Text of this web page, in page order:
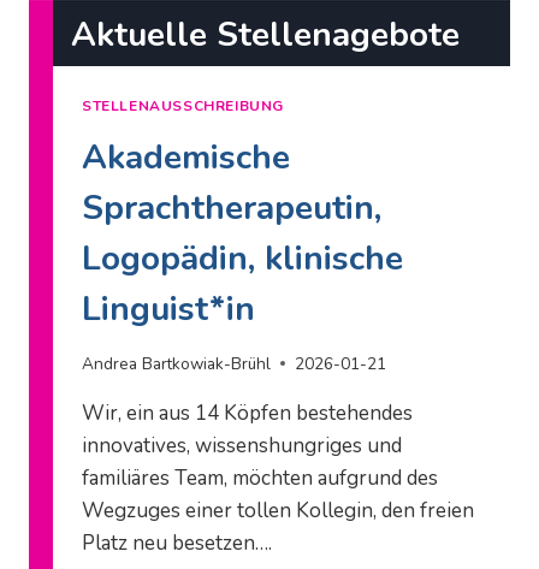
Aktuelle Stellenagebote
STELLENAUSSCHREIBUNG
Akademische
Sprachtherapeutin,
Logopädin, klinische
Linguist*in
Andrea Bartkowiak-Brühl 2026-01-21
Wir, ein aus 14 Köpfen bestehendes
innovatives, wissenshungriges und
familiäres Team, möchten aufgrund des
Wegzuges einer tollen Kollegin, den freien
Platz neu besetzen….